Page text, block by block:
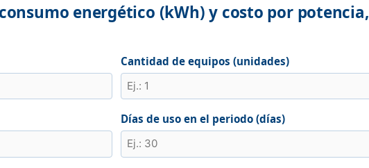
energético (kWh) y costo por potencia,
Cantidad de equipos (unidades)
Días de uso en el periodo (días)